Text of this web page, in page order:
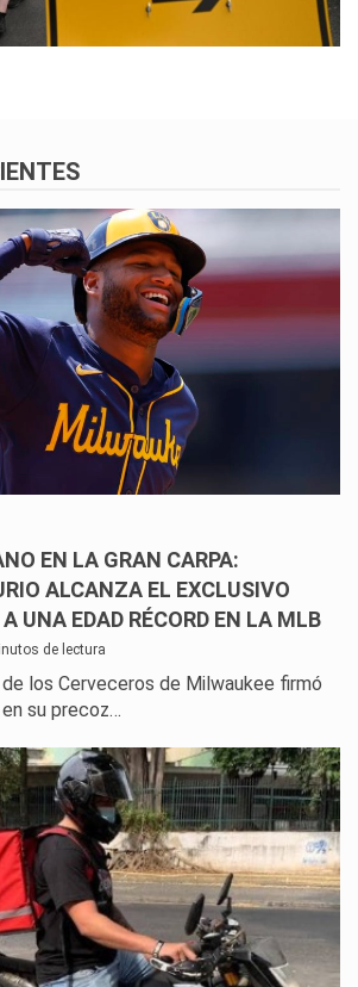
EN LA GRAN CARPA:
ALCANZA EL EXCLUSIVO
UNA EDAD RÉCORD EN LA MLB
de lectura
los Cerveceros de Milwaukee firmó
su precoz…